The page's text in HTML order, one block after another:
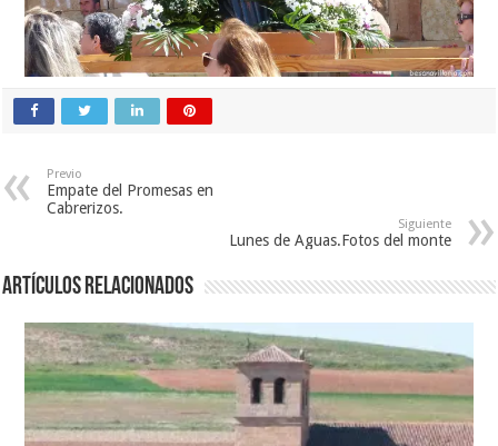
Previo
Empate del Promesas en
Cabrerizos.
Siguiente
Lunes de Aguas.Fotos del monte
Artículos relacionados